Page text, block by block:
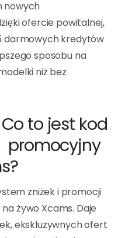
nowych
dzięki ofercie
przegapić. 25
rejestrację! Nie
swojej